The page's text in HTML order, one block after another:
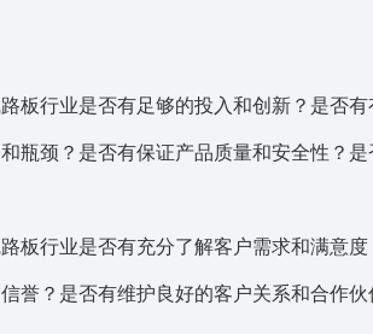
板行业是否有足够的投入和创新？是否
瓶颈？是否有保证产品质量和安全性？
板行业是否有充分了解客户需求和满意
誉？是否有维护良好的客户关系和合作